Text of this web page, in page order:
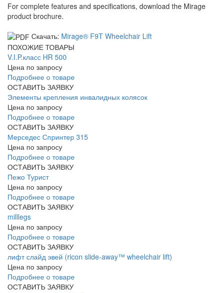
For complete features and specifications, download the Mirage
product brochure.
Скачать: Mirage® F9T Wheelchair Lift
ПОХОЖИЕ ТОВАРЫ
V.I.P.класс HR 500
Цена по запросу
Подробнее о товаре
ОСТАВИТЬ ЗАЯВКУ
Элементы крепления инвалидных колясок
Цена по запросу
Подробнее о товаре
ОСТАВИТЬ ЗАЯВКУ
Мерседес Спринтер 315
Цена по запросу
Подробнее о товаре
ОСТАВИТЬ ЗАЯВКУ
Пежо Турист
Цена по запросу
Подробнее о товаре
ОСТАВИТЬ ЗАЯВКУ
milllegs
Цена по запросу
Подробнее о товаре
ОСТАВИТЬ ЗАЯВКУ
лифт слайд эвей (ricon slide-away™ wheelchair lift)
Цена по запросу
Подробнее о товаре
ОСТАВИТЬ ЗАЯВКУ